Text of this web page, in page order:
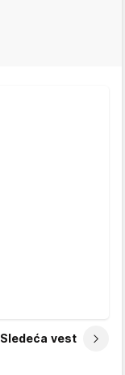
Sledeća vest